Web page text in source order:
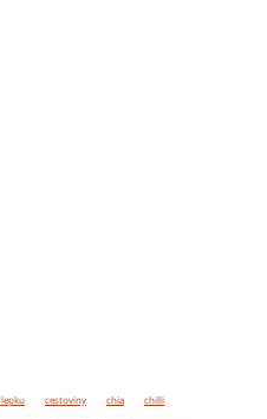
cestoviny chia chilli